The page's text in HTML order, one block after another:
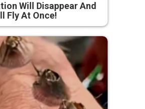
Will Disappear And
Fly At Once!